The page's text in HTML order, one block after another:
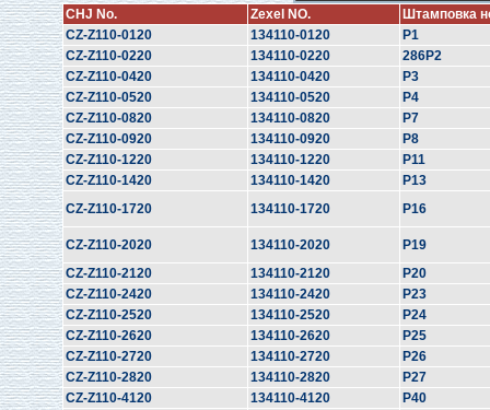
CHJ No. Zexel NO.
Штамповка
CZ-Z110-0120
134110-0120
P1
CZ-Z110-0220
134110-0220
286P2
CZ-Z110-0420
134110-0420
P3
CZ-Z110-0520
134110-0520
P4
CZ-Z110-0820
134110-0820
P7
CZ-Z110-0920
134110-0920
P8
CZ-Z110-1220
134110-1220
P11
CZ-Z110-1420
134110-1420
P13
CZ-Z110-1720
134110-1720 P16
CZ-Z110-2020 134110-2020
P19
CZ-Z110-2120
134110-2120
P20
CZ-Z110-2420
134110-2420
P23
CZ-Z110-2520
134110-2520
P24
CZ-Z110-2620
134110-2620
P25
CZ-Z110-2720
134110-2720
P26
CZ-Z110-2820
134110-2820
P27
CZ-Z110-4120
134110-4120
P40